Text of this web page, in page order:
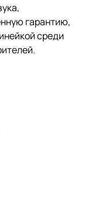
гарантию,
среди